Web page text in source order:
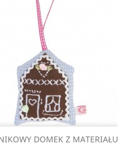
DOMEK Z MATERIAŁU
Szybki podgląd